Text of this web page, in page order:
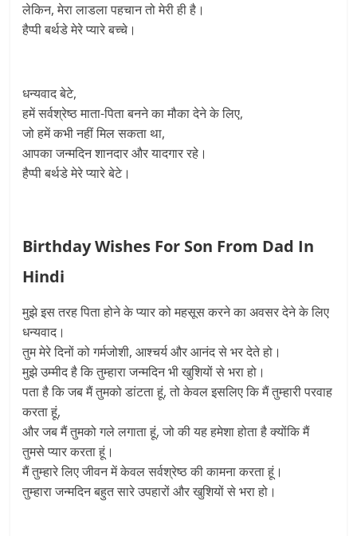
लेकिन, मेरा लाडला पहचान तो मेरी ही है।
हैप्पी बर्थडे मेरे प्यारे बच्चे।
धन्यवाद बेटे,
हमें सर्वश्रेष्ठ माता-पिता बनने का मौका देने के लिए,
जो हमें कभी नहीं मिल सकता था,
आपका जन्मदिन शानदार और यादगार रहे।
हैप्पी बर्थडे मेरे प्यारे बेटे।
Birthday Wishes For Son From Dad In
Hindi
मुझे इस तरह पिता होने के प्यार को महसूस करने का अवसर देने के लिए
धन्यवाद।
तुम मेरे दिनों को गर्मजोशी, आश्चर्य और आनंद से भर देते हो।
मुझे उम्मीद है कि तुम्हारा जन्मदिन भी खुशियों से भरा हो।
पता है कि जब मैं तुमको डांटता हूं, तो केवल इसलिए कि मैं तुम्हारी परवाह
करता हूं,
और जब मैं तुमको गले लगाता हूं, जो की यह हमेशा होता है क्योंकि मैं
तुमसे प्यार करता हूं।
मैं तुम्हारे लिए जीवन में केवल सर्वश्रेष्ठ की कामना करता हूं।
तुम्हारा जन्मदिन बहुत सारे उपहारों और खुशियों से भरा हो।